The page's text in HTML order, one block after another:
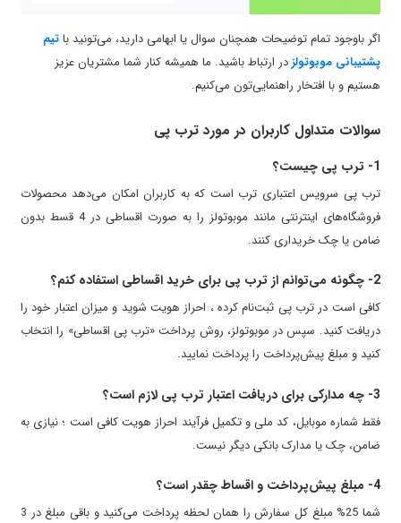
اگر باوجود تمام توضیحات همچنان سوال یا ابهامی دارید، می‌تونید باتیم
پشتیبانی موبوتولزدر ارتباط باشید. ما همیشه کنار شما مشتریان عزیز
هستیم و با افتخار راهنمایی‌تون می‌کنیم.
سوالات متداول کاربران در مورد ترب پی
1- ترب پی چیست؟
ترب پی سرویس اعتباری ترب است که به کاربران امکان می‌دهد محصولات
فروشگاه‌های اینترنتی مانند موبوتولز را به صورت اقساطی در 4 قسط بدون
ضامن یا چک خریداری کنند.
2- چگونه می‌توانم از ترب پی برای خرید اقساطی استفاده کنم؟
کافی است در ترب پی ثبت‌نام کرده ، احراز هویت شوید و میزان اعتبار خود را
دریافت کنید. سپس در موبوتولز، روش پرداخت «ترب پی اقساطی» را انتخاب
کنید و مبلغ پیش‌پرداخت را پرداخت نمایید.
3- چه مدارکی برای دریافت اعتبار ترب پی لازم است؟
فقط شماره موبایل، کد ملی و تکمیل فرآیند احراز هویت کافی است ؛ نیازی به
ضامن، چک یا مدارک بانکی دیگر نیست.
4- مبلغ پیش‌پرداخت و اقساط چقدر است؟
شما 25% مبلغ کل سفارش را همان لحظه پرداخت می‌کنید و باقی مبلغ در 3